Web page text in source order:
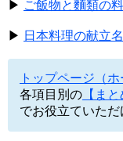
▶ ご飯物と麵類の
▶ 日本料理の献立
トップページ（ホ
各項目別の 【ま
でお役立ていただ